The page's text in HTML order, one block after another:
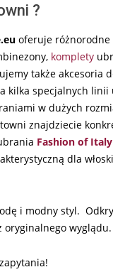
?
oferuje różnorodne
komplety
także akcesoria
kilka specjalnych
w dużych
znajdziecie
Fashion of Italy
dla
i modny styl.
oryginalnego wyglądu.